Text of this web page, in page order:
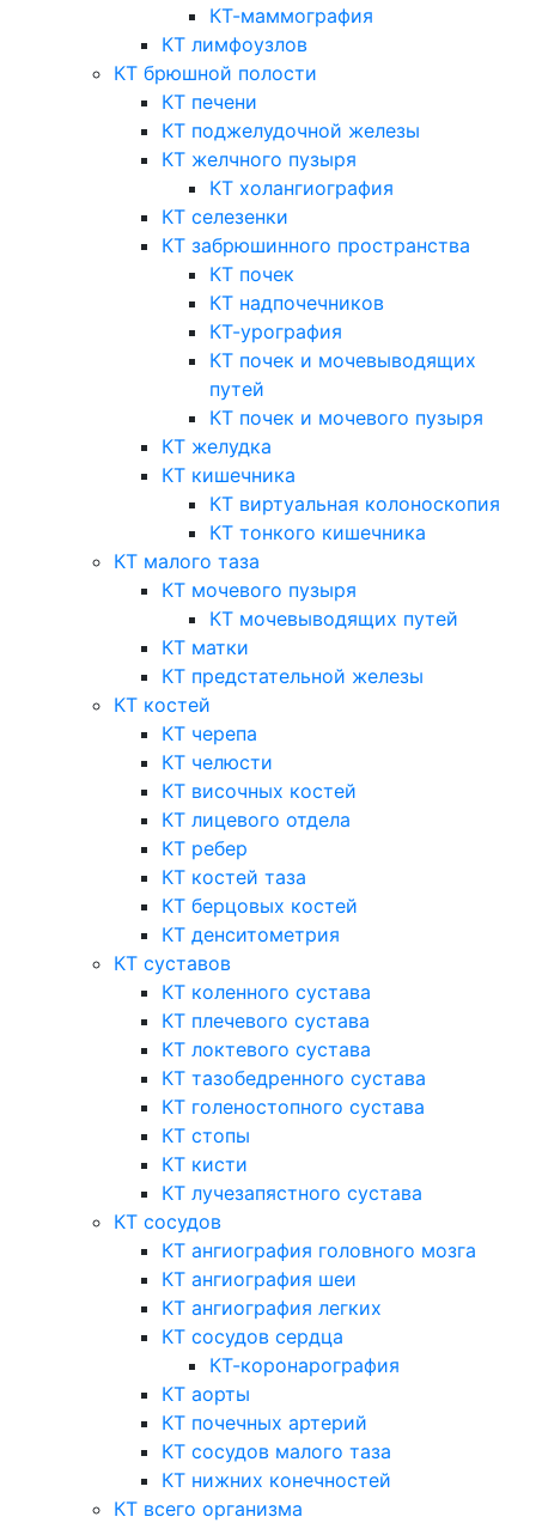
КТ-маммография
КТ лимфоузлов
КТ брюшной полости
КТ печени
КТ поджелудочной железы
КТ желчного пузыря
КТ холангиография
КТ селезенки
КТ забрюшинного пространства
КТ почек
КТ надпочечников
КТ-урография
КТ почек и мочевыводящих
путей
КТ почек и мочевого пузыря
КТ желудка
КТ кишечника
КТ виртуальная колоноскопия
КТ тонкого кишечника
КТ малого таза
КТ мочевого пузыря
КТ мочевыводящих путей
КТ матки
КТ предстательной железы
КТ костей
КТ черепа
КТ челюсти
КТ височных костей
КТ лицевого отдела
КТ ребер
КТ костей таза
КТ берцовых костей
КТ денситометрия
КТ суставов
КТ коленного сустава
КТ плечевого сустава
КТ локтевого сустава
КТ тазобедренного сустава
КТ голеностопного сустава
КТ стопы
КТ кисти
КТ лучезапястного сустава
КТ сосудов
КТ ангиография головного мозга
КТ ангиография шеи
КТ ангиография легких
КТ сосудов сердца
КТ-коронарография
КТ аорты
КТ почечных артерий
КТ сосудов малого таза
КТ нижних конечностей
КТ всего организма